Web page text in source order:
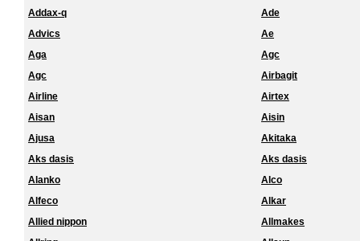
Addax-q
Ade
Advics
Ae
Aga
Agc
Agc
Airbagit
Airline
Airtex
Aisan
Aisin
Ajusa
Akitaka
Aks dasis
Aks dasis
Alanko
Alco
Alfeco
Alkar
Allied nippon
Allmakes